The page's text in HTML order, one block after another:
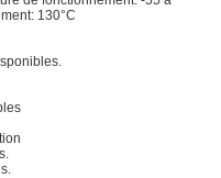
130°C